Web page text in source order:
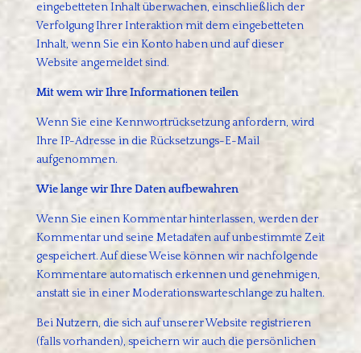
eingebetteten Inhalt überwachen, einschließlich der
Verfolgung Ihrer Interaktion mit dem eingebetteten
Inhalt, wenn Sie ein Konto haben und auf dieser
Website angemeldet sind.
Mit wem wir Ihre Informationen teilen
Wenn Sie eine Kennwortrücksetzung anfordern, wird
Ihre IP-Adresse in die Rücksetzungs-E-Mail
aufgenommen.
Wie lange wir Ihre Daten aufbewahren
Wenn Sie einen Kommentar hinterlassen, werden der
Kommentar und seine Metadaten auf unbestimmte Zeit
gespeichert. Auf diese Weise können wir nachfolgende
Kommentare automatisch erkennen und genehmigen,
anstatt sie in einer Moderationswarteschlange zu halten.
Bei Nutzern, die sich auf unserer Website registrieren
(falls vorhanden), speichern wir auch die persönlichen